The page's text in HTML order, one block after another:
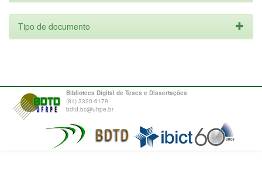
Tipo de documento
Biblioteca Digital de Teses e Dissertações
(81) 3320-6179
bdtd.bc@ufrpe.br